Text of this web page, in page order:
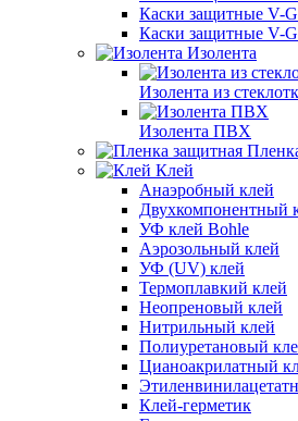
Каски защитные V-
Каски защитные V-
Изолента
Изолента из
Изолента ПВХ
Клей
Анаэробный клей
Двухкомпонентный
УФ клей Bohle
Аэрозольный клей
УФ (UV) клей
Термоплавкий клей
Неопреновый клей
Нитрильный клей
Полиуретановый
Цианоакрилатный
Клей-герметик